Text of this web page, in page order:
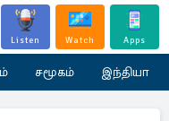
Listen Watch Apps
சமூகம் இந்தியா